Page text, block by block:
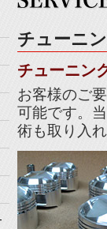
チューニ
チューニン
お客様のご
可能です。
術も取り入